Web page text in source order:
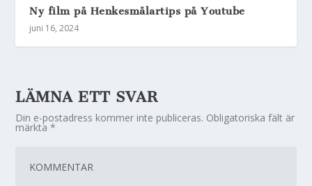
Ny film på Henkesmålartips på Youtube
juni 16, 2024
LÄMNA ETT SVAR
Din e-postadress kommer inte publiceras. Obligatoriska fält är
märkta*